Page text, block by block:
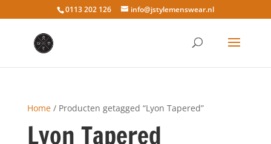
0113 202 126 info@jstylemenswear.nl
Home/ Producten getagged “Lyon Tapered”
Lyon Tapered